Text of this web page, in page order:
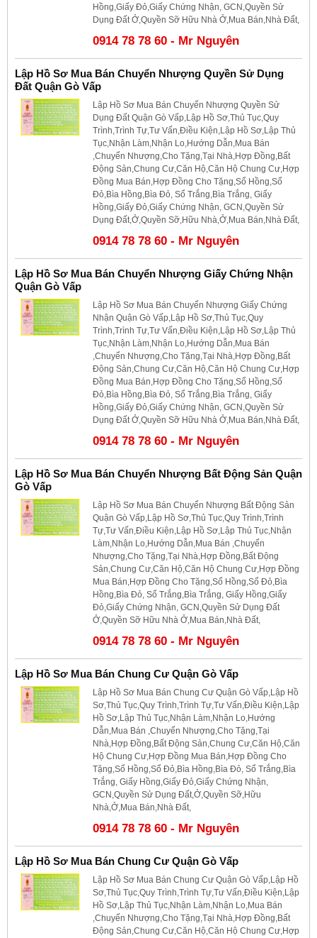
Hồng,Giấy Đỏ,Giấy Chứng Nhận, GCN,Quyền Sử
Dụng Đất Ở,Quyền Sỡ Hữu Nhà Ở,Mua Bán,Nhà Đất,
0914 78 78 60 - Mr Nguyên
Lập Hồ Sơ Mua Bán Chuyển Nhượng Quyền Sử Dụng
Đất Quận Gò Vấp
Lập Hồ Sơ Mua Bán Chuyển Nhượng Quyền Sử
Dụng Đất Quận Gò Vấp,Lập Hồ Sơ,Thủ Tục,Quy
Trình,Trình Tự,Tư Vấn,Điều Kiện,Lập Hồ Sơ,Lập Thủ
Tục,Nhận Làm,Nhận Lo,Hướng Dẫn,Mua Bán
,Chuyển Nhượng,Cho Tặng,Tại Nhà,Hợp Đồng,Bất
Động Sản,Chung Cư,Căn Hộ,Căn Hộ Chung Cư,Hợp
Đồng Mua Bán,Hợp Đồng Cho Tặng,Sổ Hồng,Sổ
Đỏ,Bìa Hồng,Bìa Đỏ, Sổ Trắng,Bìa Trắng, Giấy
Hồng,Giấy Đỏ,Giấy Chứng Nhận, GCN,Quyền Sử
Dụng Đất,Ở,Quyền Sỡ,Hữu Nhà,Ở,Mua Bán,Nhà Đất,
0914 78 78 60 - Mr Nguyên
Lập Hồ Sơ Mua Bán Chuyển Nhượng Giấy Chứng Nhận
Quận Gò Vấp
Lập Hồ Sơ Mua Bán Chuyển Nhượng Giấy Chứng
Nhận Quận Gò Vấp,Lập Hồ Sơ,Thủ Tục,Quy
Trình,Trình Tự,Tư Vấn,Điều Kiện,Lập Hồ Sơ,Lập Thủ
Tục,Nhận Làm,Nhận Lo,Hướng Dẫn,Mua Bán
,Chuyển Nhượng,Cho Tặng,Tại Nhà,Hợp Đồng,Bất
Động Sản,Chung Cư,Căn Hộ,Căn Hộ Chung Cư,Hợp
Đồng Mua Bán,Hợp Đồng Cho Tặng,Sổ Hồng,Sổ
Đỏ,Bìa Hồng,Bìa Đỏ, Sổ Trắng,Bìa Trắng, Giấy
Hồng,Giấy Đỏ,Giấy Chứng Nhận, GCN,Quyền Sử
Dụng Đất Ở,Quyền Sỡ Hữu Nhà Ở,Mua Bán,Nhà Đất,
0914 78 78 60 - Mr Nguyên
Lập Hồ Sơ Mua Bán Chuyển Nhượng Bất Động Sản Quận
Gò Vấp
Lập Hồ Sơ Mua Bán Chuyển Nhượng Bất Động Sản
Quận Gò Vấp,Lập Hồ Sơ,Thủ Tục,Quy Trình,Trình
Tự,Tư Vấn,Điều Kiện,Lập Hồ Sơ,Lập Thủ Tục,Nhận
Làm,Nhận Lo,Hướng Dẫn,Mua Bán ,Chuyển
Nhượng,Cho Tặng,Tại Nhà,Hợp Đồng,Bất Động
Sản,Chung Cư,Căn Hộ,Căn Hộ Chung Cư,Hợp Đồng
Mua Bán,Hợp Đồng Cho Tặng,Sổ Hồng,Sổ Đỏ,Bìa
Hồng,Bìa Đỏ, Sổ Trắng,Bìa Trắng, Giấy Hồng,Giấy
Đỏ,Giấy Chứng Nhận, GCN,Quyền Sử Dụng Đất
Ở,Quyền Sỡ Hữu Nhà Ở,Mua Bán,Nhà Đất,
0914 78 78 60 - Mr Nguyên
Lập Hồ Sơ Mua Bán Chung Cư Quận Gò Vấp
Lập Hồ Sơ Mua Bán Chung Cư Quận Gò Vấp,Lập Hồ
Sơ,Thủ Tục,Quy Trình,Trình Tự,Tư Vấn,Điều Kiện,Lập
Hồ Sơ,Lập Thủ Tục,Nhận Làm,Nhận Lo,Hướng
Dẫn,Mua Bán ,Chuyển Nhượng,Cho Tặng,Tại
Nhà,Hợp Đồng,Bất Động Sản,Chung Cư,Căn Hộ,Căn
Hộ Chung Cư,Hợp Đồng Mua Bán,Hợp Đồng Cho
Tặng,Sổ Hồng,Sổ Đỏ,Bìa Hồng,Bìa Đỏ, Sổ Trắng,Bìa
Trắng, Giấy Hồng,Giấy Đỏ,Giấy Chứng Nhận,
GCN,Quyền Sử Dụng Đất,Ở,Quyền Sỡ,Hữu
Nhà,Ở,Mua Bán,Nhà Đất,
0914 78 78 60 - Mr Nguyên
Lập Hồ Sơ Mua Bán Chung Cư Quận Gò Vấp
Lập Hồ Sơ Mua Bán Chung Cư Quận Gò Vấp,Lập Hồ
Sơ,Thủ Tục,Quy Trình,Trình Tự,Tư Vấn,Điều Kiện,Lập
Hồ Sơ,Lập Thủ Tục,Nhận Làm,Nhận Lo,Mua Bán
,Chuyển Nhượng,Cho Tặng,Tại Nhà,Hợp Đồng,Bất
Động Sản,Chung Cư,Căn Hộ,Căn Hộ Chung Cư,Hợp